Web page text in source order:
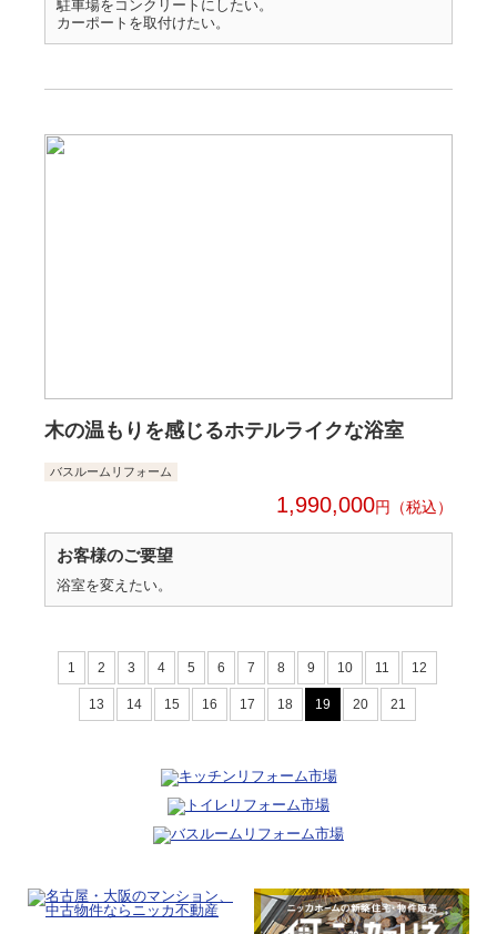
駐車場をコンクリートにしたい。
カーポートを取付けたい。
木の温もりを感じるホテルライクな浴室
バスルームリフォーム
1,990,000円
お客様のご要望
浴室を変えたい。
1 2 3 4 5 6 7 8 9 10 11 12
13 14 15 16 17 18 19 20 21